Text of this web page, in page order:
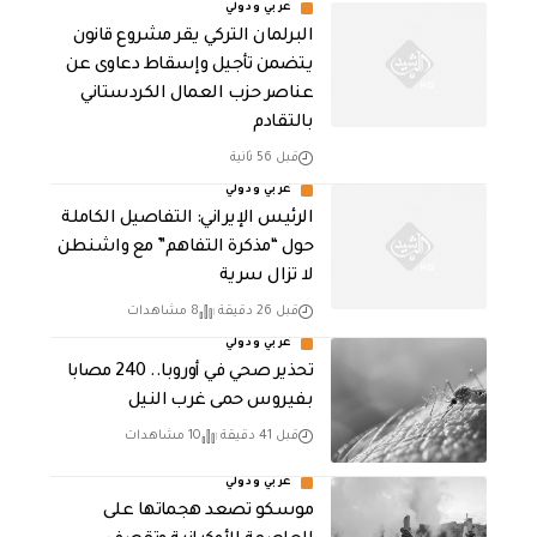
عربي ودولي
البرلمان التركي يقر مشروع قانون
يتضمن تأجيل وإسقاط دعاوى عن
عناصر حزب العمال الكردستاني
بالتقادم
قبل 56 ثانية
عربي ودولي
الرئيس الإيراني: التفاصيل الكاملة
حول “مذكرة التفاهم” مع واشنطن
لا تزال سرية
قبل 26 دقيقة 8 مشاهدات
عربي ودولي
تحذير صحي في أوروبا.. 240 مصابا
بفيروس حمى غرب النيل
قبل 41 دقيقة 10 مشاهدات
عربي ودولي
موسكو تصعد هجماتها على